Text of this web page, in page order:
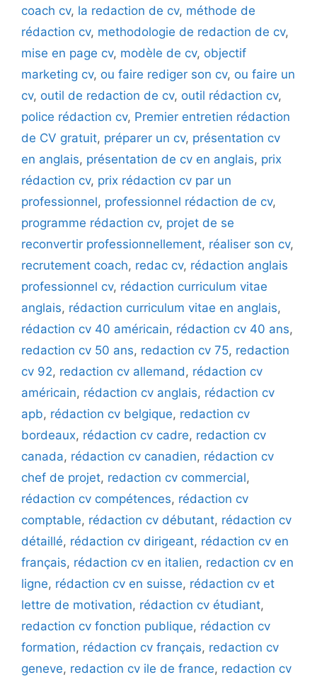
coach cv, la redaction de cv, méthode de
rédaction cv, methodologie de redaction de cv,
mise en page cv, modèle de cv, objectif
marketing cv, ou faire rediger son cv, ou faire un
cv, outil de redaction de cv, outil rédaction cv,
police rédaction cv, Premier entretien rédaction
de CV gratuit, préparer un cv, présentation cv
en anglais, présentation de cv en anglais, prix
rédaction cv, prix rédaction cv par un
professionnel, professionnel rédaction de cv,
programme rédaction cv, projet de se
reconvertir professionnellement, réaliser son cv,
recrutement coach, redac cv, rédaction anglais
professionnel cv, rédaction curriculum vitae
anglais, rédaction curriculum vitae en anglais,
rédaction cv 40 américain, rédaction cv 40 ans,
redaction cv 50 ans, redaction cv 75, redaction
cv 92, redaction cv allemand, rédaction cv
américain, rédaction cv anglais, rédaction cv
apb, rédaction cv belgique, redaction cv
bordeaux, rédaction cv cadre, redaction cv
canada, rédaction cv canadien, rédaction cv
chef de projet, redaction cv commercial,
rédaction cv compétences, rédaction cv
comptable, rédaction cv débutant, rédaction cv
détaillé, rédaction cv dirigeant, rédaction cv en
français, rédaction cv en italien, redaction cv en
ligne, rédaction cv en suisse, rédaction cv et
lettre de motivation, rédaction cv étudiant,
redaction cv fonction publique, rédaction cv
formation, rédaction cv français, redaction cv
geneve, redaction cv ile de france, redaction cv